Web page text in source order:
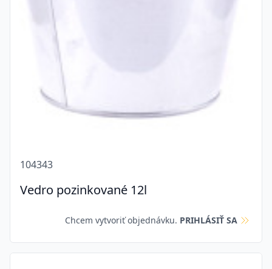
104343
Vedro pozinkované 12l
Chcem vytvoriť objednávku. PRIHLÁSIŤ SA